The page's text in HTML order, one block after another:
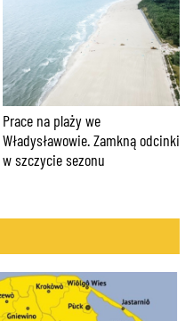
Prace na plaży we
Władysławowie. Zamkną odcinki
w szczycie sezonu